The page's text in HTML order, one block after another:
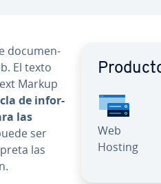
do­cu­me­n­
El texto
Markup
de in­fo­r­
las
ser
las
Web
Hosting